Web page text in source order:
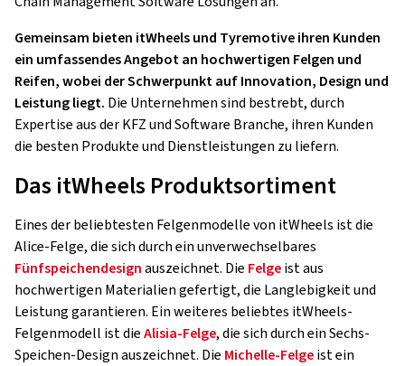
Gemeinsam bieten itWheels und Tyremotive ihren Kunden
ein umfassendes Angebot an hochwertigen Felgen und
Reifen, wobei der Schwerpunkt auf Innovation, Design und
Leistung liegt. Die Unternehmen sind bestrebt, durch
Expertise aus der KFZ und Software Branche, ihren Kunden
die besten Produkte und Dienstleistungen zu liefern.
Das itWheels Produktsortiment
Eines der beliebtesten Felgenmodelle von itWheels ist die
Alice-Felge, die sich durch ein unverwechselbares
Fünfspeichendesignauszeichnet. Die Felgeist aus
hochwertigen Materialien gefertigt, die Langlebigkeit und
Leistung garantieren. Ein weiteres beliebtes itWheels-
Felgenmodell ist dieAlisia-Felge, die sich durch ein Sechs-
Speichen-Design auszeichnet. Die Michelle-Felgeist ein